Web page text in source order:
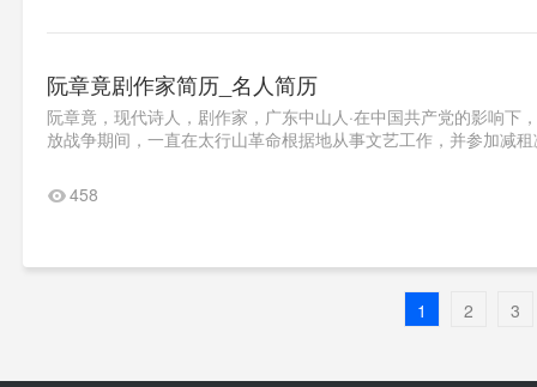
阮章竟剧作家简历_名人简历
阮章竟，现代诗人，剧作家，广东中山人·在中国共产党的影响
放战争期间，一直在太行山革命根据地从事文艺工作，并参加减
458
1 2 3